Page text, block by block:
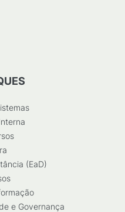
(EaD)
e Governança